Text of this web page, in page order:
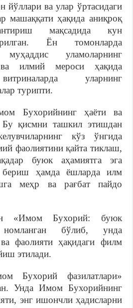
йўллари ва улар ўртасидаги
машаққати ҳақида аниқроқ
мақсадида кун
Ён томонларда
муҳаддис уламоларнинг
илмий мероси ҳақида
уларнинг
турипти.
Бухорийнинг ҳаёти ва
қисмни ташкил этишдан
кўз ўнгида
фаолиятини қайта тиклаш,
буюк аҳамиятга эга
бериш ҳамда ёшларда илм
меҳр ва рағбат пайдо
«Имом Бухорий: буюк
бўлиб, унда
фаолияти ҳақидаги филм
этилади.
Бухорий фазилатлари»
Унда Имом Бухорийнинг
энг ишончли ҳадисларни